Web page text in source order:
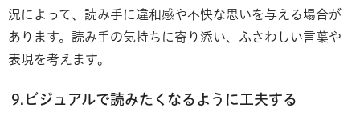
況によって、読み手に違和感や不快な思いを与える場合が
あります。読み手の気持ちに寄り添い、ふさわしい言葉や
表現を考えます。
9.ビジュアルで読みたくなる よう に工夫する